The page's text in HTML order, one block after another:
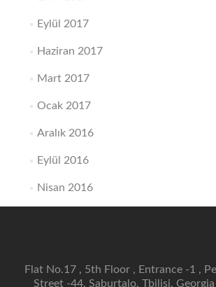
Eylül 2017
Haziran 2017
Mart 2017
Ocak 2017
Aralık 2016
Eylül 2016
Nisan 2016
Flat No.17 , 5th Floor , Entrance -1 ,
Street -44, Saburtalo, Tbilisi, Georgia